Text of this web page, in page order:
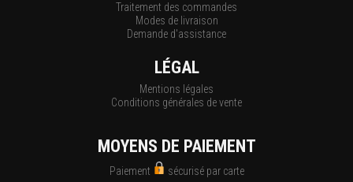
Traitement des commandes
Modes de livraison
Demande d'assistance
LÉGAL
Mentions légales
Conditions générales de vente
MOYENS DE PAIEMENT
Paiement sécurisé par carte